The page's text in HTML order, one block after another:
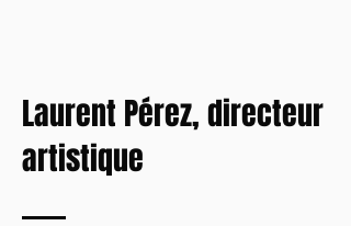
Laurent Pérez, directeur
artistique